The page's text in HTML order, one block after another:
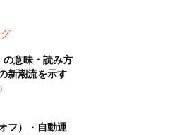
の意味・読み方
新潮流を示す
フ）・自動運